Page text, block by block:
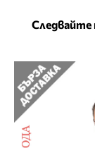
Следвайте